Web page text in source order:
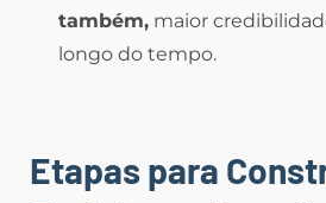
também, maior
longo do tempo.
Etapas para